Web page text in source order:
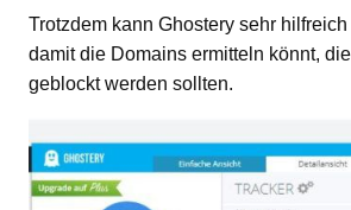
Trotzdem kann Ghostery sehr
damit die Domains ermitteln könnt, die
geblockt werden sollten.